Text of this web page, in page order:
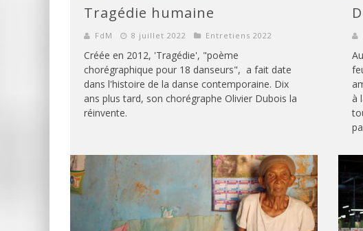
Tragédie humaine
FdM 8 juillet 2022 Entretiens 2022
Créée en 2012, 'Tragédie', "poème
chorégraphique pour 18 danseurs", a fait date
dans l'histoire de la danse contemporaine. Dix
ans plus tard, son chorégraphe Olivier Dubois la
réinvente.
à